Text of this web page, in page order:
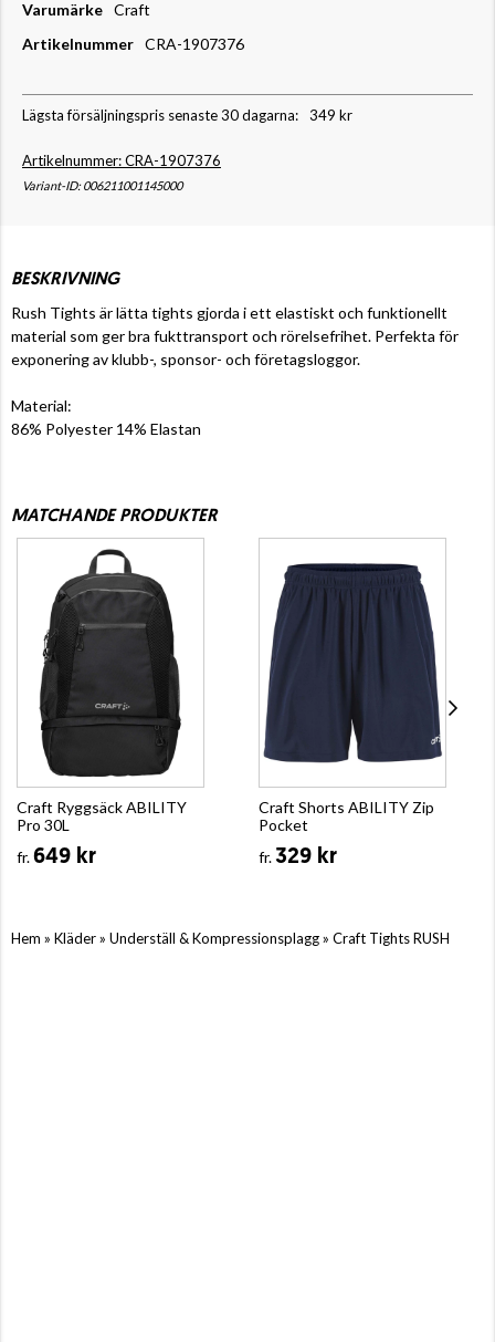
Varumärke Craft
Artikelnummer CRA-1907376
Lägsta försäljningspris senaste 30 dagarna: 349 kr
Artikelnummer: CRA-1907376
Variant-ID: 006211001145000
BESKRIVNING
Rush Tights är lätta tights gjorda i ett elastiskt och funktionellt
material som ger bra fukttransport och rörelsefrihet. Perfekta för
exponering av klubb-, sponsor- och företagsloggor.
Material:
86% Polyester 14% Elastan
MATCHANDE PRODUKTER
Craft Ryggsäck ABILITY
Pro 30L
fr.649 kr
Craft Shorts ABILITY Zip
Pocket
fr.329 kr
Hem » Kläder» Underställ & Kompressionsplagg» Craft Tights RUSH